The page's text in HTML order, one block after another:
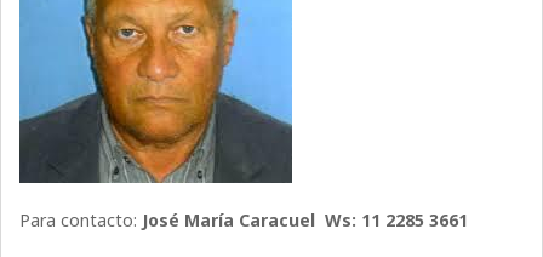
Para contacto: José María Caracuel Ws: 11 2285 3661